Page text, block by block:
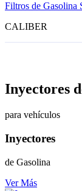
Filtros de Gasolina
CALIBER
Inyectores
para vehículos
Inyectores
de Gasolina
Ver Más